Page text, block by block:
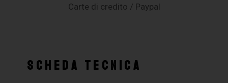
Carte di credito / Paypal
SCHEDA TECNICA